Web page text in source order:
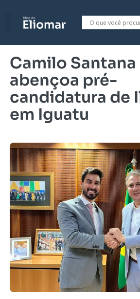
Camilo Santana
abençoa pré-
candidatura de
em Iguatu